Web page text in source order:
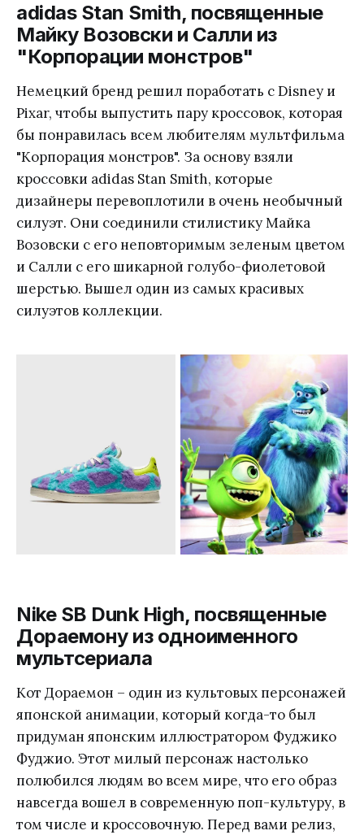
adidas Stan Smith, посвященные
Майку Возовски и Салли из
"Корпорации монстров"
Немецкий бренд решил поработать с Disney и
Pixar, чтобы выпустить пару кроссовок, которая
бы понравилась всем любителям мультфильма
"Корпорация монстров". За основу взяли
кроссовки adidas Stan Smith, которые
дизайнеры перевоплотили в очень необычный
силуэт. Они соединили стилистику Майка
Возовски с его неповторимым зеленым цветом
и Салли с его шикарной голубо-фиолетовой
шерстью. Вышел один из самых красивых
силуэтов коллекции.
Nike SB Dunk High, посвященные
Дораемону из одноименного
мультсериала
Кот Дораемон – один из культовых персонажей
японской анимации, который когда-то был
придуман японским иллюстратором Фуджико
Фуджио. Этот милый персонаж настолько
полюбился людям во всем мире, что его образ
навсегда вошел в современную поп-культуру, в
том числе и кроссовочную. Перед вами релиз,